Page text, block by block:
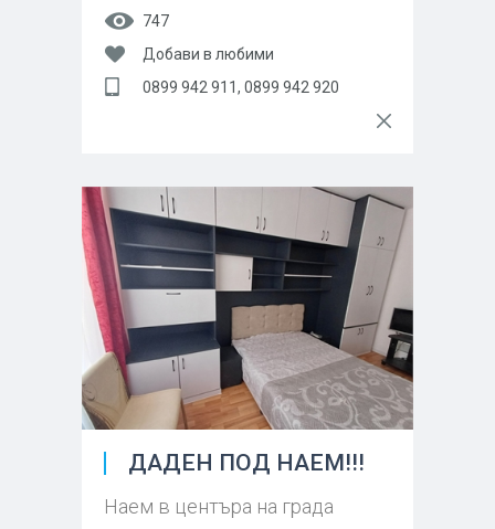
747
Добави в любими
0899 942 911, 0899 942 920
ДАДЕН ПОД НАЕМ!!!
Наем в центъра на града